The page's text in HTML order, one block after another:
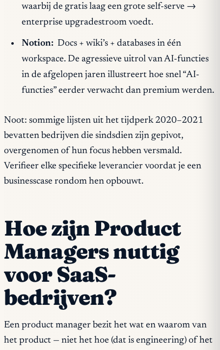
waarbij de gratis laag een grote self-serve →
enterprise upgradestroom voedt.
Notion: Docs + wiki’s + databases in één
workspace. De agressieve uitrol van AI-functies
in de afgelopen jaren illustreert hoe snel “AI-
functies” eerder verwacht dan premium werden.
Noot: sommige lijsten uit het tijdperk 2020–2021
bevatten bedrijven die sindsdien zijn gepivot,
overgenomen of hun focus hebben versmald.
Verifieer elke specifieke leverancier voordat je een
businesscase rondom hen opbouwt.
Hoe zijn Product
Managers nuttig
voor SaaS-
bedrijven?
Een product manager bezit het wat en waarom van
het product — niet het hoe (dat is engineering) of het